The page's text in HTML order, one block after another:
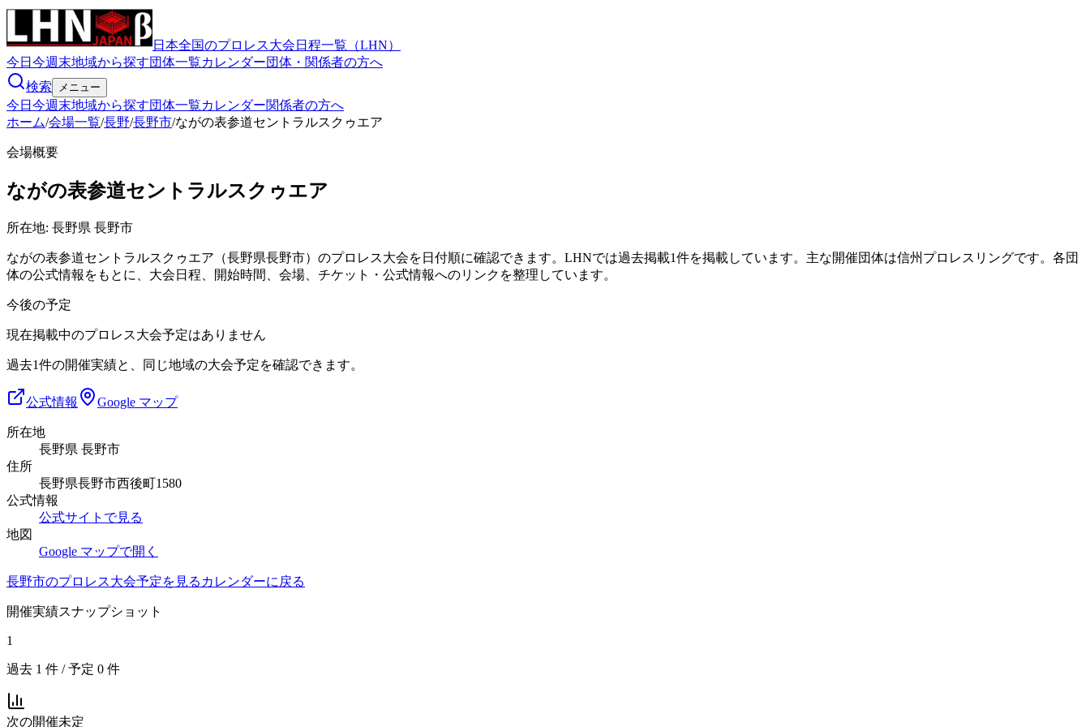
日本全国のプロレス大会日程一覧（LHN）
今日 今週末地域から探す団体一覧カレンダー団体・関係者の方へ
検索
メニュー
今日 今週末地域から探す団体一覧カレンダー関係者の方へ
ホーム/会場一覧/長野/長野市/ながの表参道セントラルスクゥエア
会場概要
ながの表参道セントラルスクゥエア
所在地: 長野県 長野市
ながの表参道セントラルスクゥエア（長野県長野市）のプロレス大会を日付順に確認できます。LHNでは過去掲載1件を掲載しています。主な開催団体は信州プロレスリングです。各団
体の公式情報をもとに、大会日程、開始時間、会場、チケット・公式情報へのリンクを整理しています。
今後の予定
現在掲載中のプロレス大会予定はありません
過去1件の開催実績と、同じ地域の大会予定を確認できます。
公式情報 Google マップ
所在地
長野県 長野市
住所
長野県長野市西後町1580
公式情報
公式サイトで見る
地図
Google マップで開く
長野市のプロレス大会予定を見る カレンダーに戻る
開催実績スナップショット
1
過去 1 件 / 予定 0 件
次の開催未定